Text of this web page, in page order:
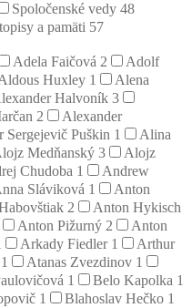
Spoločenské vedy 48
a pamäti 57
Adela Faičová 2
Adolf
Huxley 1
Alena
Halvoník 3
2
Alexander
Sergejevič Puškin 1
Alina
Medňanský 3
Alojz
Chudoba 1
Andrew
Sláviková 1
Anton
2
Anton Hykisch
Anton Pižurný 2
Anton
Arkady Fiedler 1
Arthur
1 Atanas Zvezdinov 1
1 Belo Kapolka 1
1 Blahoslav Hečko 1